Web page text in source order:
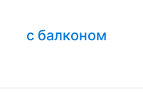
с балконом